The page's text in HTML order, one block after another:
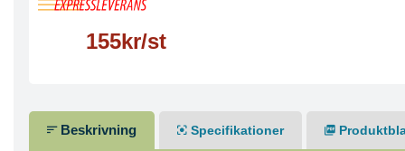
155kr/st
Beskrivning Specifikationer